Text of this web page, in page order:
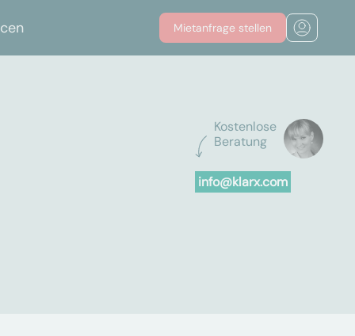
Mietanfrage stellen
Kostenlose
Beratung
info@klarx.com